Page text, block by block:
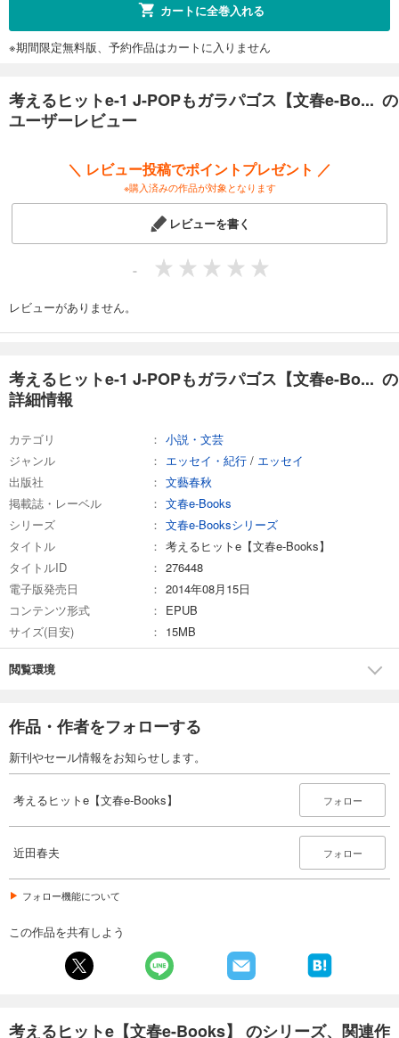
カートに全巻入れる
※期間限定無料版、予約作品はカートに入りません
考えるヒットe-1 J-POPもガラパゴス【文春e-Bo... の
ユーザーレビュー
＼ レビュー投稿でポイントプレゼント ／
※購入済みの作品が対象となります
レビューを書く
-
レビューがありません。
考えるヒットe-1 J-POPもガラパゴス【文春e-Bo... の
詳細情報
カテゴリ
小説・文芸
ジャンル
エッセイ・紀行 / エッセイ
出版社
文藝春秋
掲載誌・レーベル
文春e-Books
シリーズ
文春e-Booksシリーズ
タイトル
考えるヒットe【文春e-Books】
タイトルID
276448
電子版発売日
2014年08月15日
コンテンツ形式
EPUB
サイズ(目安)
15MB
閲覧環境
作品・作者をフォローする
新刊やセール情報をお知らせします。
考えるヒットe【文春e-Books】 フォロー
近田春夫 フォロー
フォロー機能について
この作品を共有しよう
考えるヒットe【文春e-Books】 のシリーズ、関連作